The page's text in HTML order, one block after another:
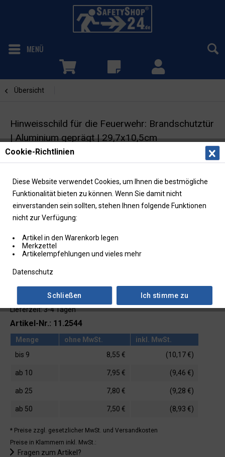
MENÜ
Übersicht
Hinweisschild für die Feuerwehr: Brandschutztür
| Aluminium geprägt | 29,7x10,5cm
Lieferzeit: 3-4 Tagen
Artikel-Nr.: 11.2544
Menge ohne MwSt.
inkl. MwSt.
bis 9 8,55 € (10,17 €)
ab 10 7,95 € (9,46 €)
ab 25 7,80 € (9,28 €)
ab 50 7,50 € (8,93 €)
* Preise zzgl. gesetzlicher MwSt. und Versandkosten
Preise in Klammern inkl. MwSt.:
Fragen zum Artikel?
Cookie-Richtlinien
Diese Website verwendet Cookies, um Ihnen die bestmögliche
Funktionalität bieten zu können. Wenn Sie damit nicht
einverstanden sein sollten, stehen Ihnen folgende Funktionen
nicht zur Verfügung:
Artikel in den Warenkorb legen
Merkzettel
Artikelempfehlungen und vieles mehr
Datenschutz
Ich stimme zu
Schließen